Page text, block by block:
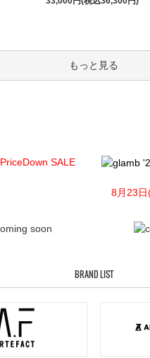
もっと見る
PriceDown SALE
8月23
BRAND LIST